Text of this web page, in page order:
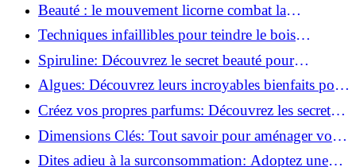
Beauté : le mouvement licorne combat la
surconsommation !
Techniques infaillibles pour teindre le bois
naturellement: Découvrez comment!
Spiruline: Découvrez le secret beauté pour
revitaliser les peaux fatiguées!
Algues: Découvrez leurs incroyables bienfaits pour
la santé et la beauté!
Créez vos propres parfums: Découvrez les secrets
de la fabrication artisanale!
Dimensions Clés: Tout savoir pour aménager votre
salle de bains!
Dites adieu à la surconsommation: Adoptez une